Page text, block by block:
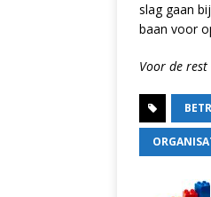
slag gaan
baan voor
Voor de